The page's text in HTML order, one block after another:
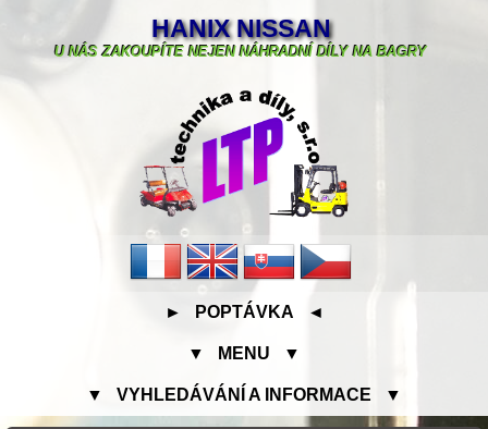
HANIX NISSAN
U NÁS ZAKOUPÍTE NEJEN NÁHRADNÍ DÍLY NA BAGRY
► POPTÁVKA ◄
▼ MENU ▼
▼ VYHLEDÁVÁNÍ A INFORMACE ▼